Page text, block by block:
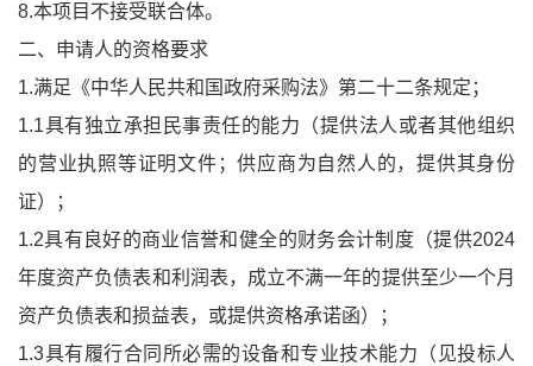
8.本项目不接受联合体。
二、申请人的资格要求
1.满足《中华人民共和国政府采购法》第二十二条规定；
1.1具有独立承担民事责任的能力（提供法人或者其他组织
的营业执照等证明文件；供应商为自然人的，提供其身份
证）；
1.2具有良好的商业信誉和健全的财务会计制度（提供2024
年度资产负债表和利润表，成立不满一年的提供至少一个月
资产负债表和损益表，或提供资格承诺函）；
1.3具有履行合同所必需的设备和专业技术能力（见投标人